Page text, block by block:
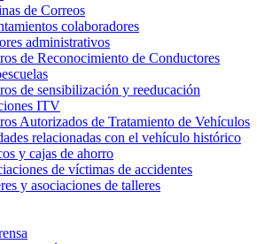
de Correos
colaboradores
administrativos
de Reconocimiento de Conductores
de sensibilización y reeducación
ITV
Autorizados de Tratamiento de Vehículos
relacionadas con el vehículo histórico
y cajas de ahorro
de víctimas de accidentes
y asociaciones de talleres